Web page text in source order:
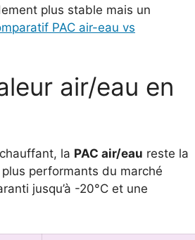
plus stable mais un
PAC air-eau vs
air/eau en
la PAC air/eau reste la
performants du marché
jusqu’à -20°C et une